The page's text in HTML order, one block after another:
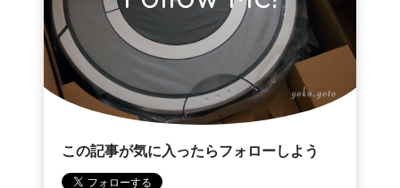
この記事が気に入ったらフォローしよう